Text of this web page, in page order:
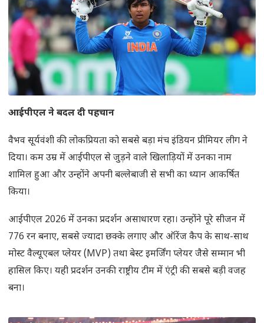
आईपीएल ने बदल दी पहचान
वैभव सूर्यवंशी की लोकप्रियता को सबसे बड़ा मंच इंडियन प्रीमियर लीग ने
दिया। कम उम्र में आईपीएल से जुड़ने वाले खिलाड़ियों में उनका नाम
शामिल हुआ और उन्होंने अपनी बल्लेबाजी से सभी का ध्यान आकर्षित
किया।
आईपीएल 2026 में उनका प्रदर्शन असाधारण रहा। उन्होंने पूरे सीजन में
776 रन बनाए, सबसे ज्यादा छक्के लगाए और ऑरेंज कैप के साथ-साथ
मोस्ट वैल्यूएबल प्लेयर (MVP) तथा बेस्ट इमर्जिंग प्लेयर जैसे सम्मान भी
हासिल किए। यही प्रदर्शन उनकी राष्ट्रीय टीम में एंट्री की सबसे बड़ी वजह
बना।